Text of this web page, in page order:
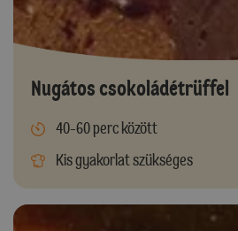
Nugátos csokoládétrüffel
40-60 perc között
Kis gyakorlat szükséges